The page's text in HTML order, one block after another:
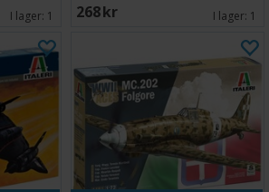
I lager: 1 268 SEK I lager: 1